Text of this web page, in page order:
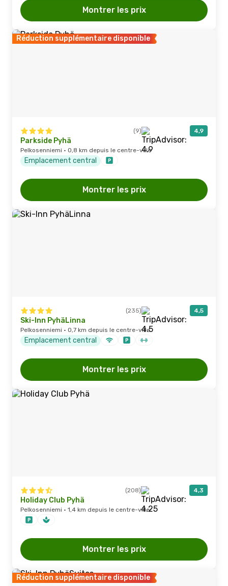
Montrer les prix
Réduction supplémentaire disponible
(9) 4,9
Parkside Pyhä
Pelkosenniemi · 0,8 km depuis le centre-ville
Emplacement central
Montrer les prix
(235) 4,5
Ski-Inn PyhäLinna
Pelkosenniemi · 0,7 km depuis le centre-ville
Emplacement central
Montrer les prix
(208) 4,3
Holiday Club Pyhä
Pelkosenniemi · 1,4 km depuis le centre-ville
Montrer les prix
Réduction supplémentaire disponible